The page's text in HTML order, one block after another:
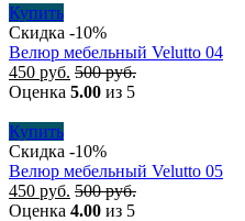
Купить
Скидка -10%
Велюр мебельный Velutto 04
450 руб. 500руб.
Оценка 5.00 из 5
Купить
Скидка -10%
Велюр мебельный Velutto 05
450 руб. 500руб.
Оценка 4.00 из 5